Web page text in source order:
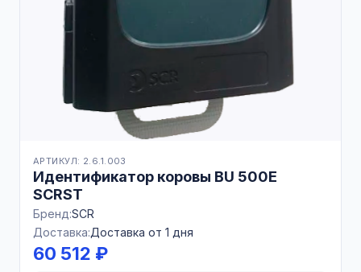
АРТИКУЛ: 2.6.1.003
Идентификатор коровы BU 500E
SCRST
Бренд:SCR
Доставка:Доставка от 1 дня
60 512 ₽